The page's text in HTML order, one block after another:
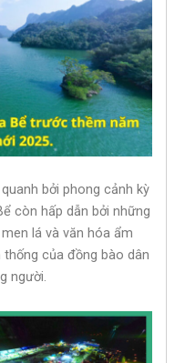
bởi phong cảnh kỳ
còn hấp dẫn bởi những
lá và văn hóa ẩm
của đồng bào dân
người.